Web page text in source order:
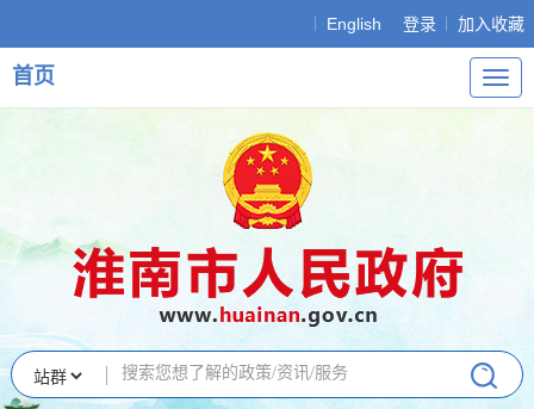
English 登录 加入收藏
导
航
首页